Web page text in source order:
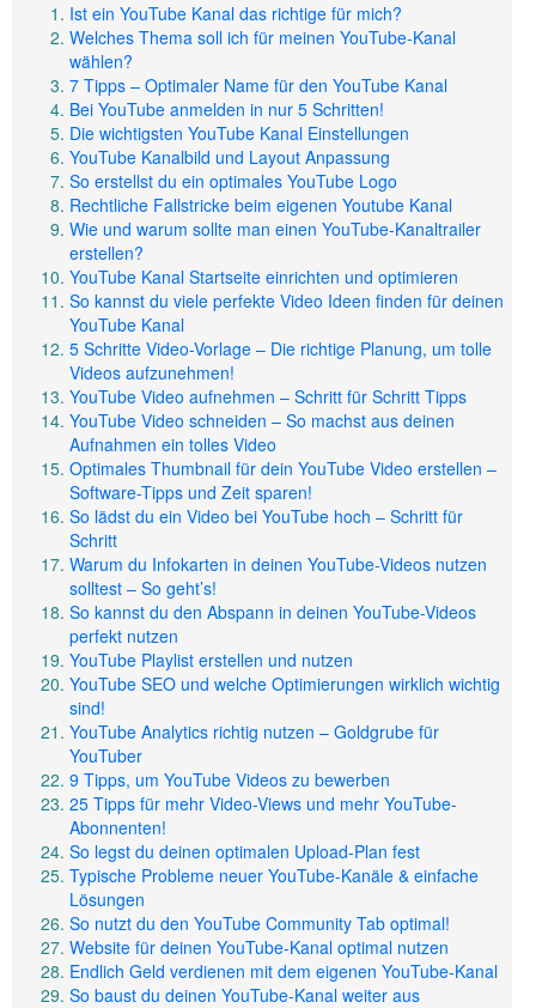
Ist ein YouTube Kanal das richtige für mich?
Welches Thema soll ich für meinen YouTube-Kanal
wählen?
7 Tipps – Optimaler Name für den YouTube Kanal
Bei YouTube anmelden in nur 5 Schritten!
Die wichtigsten YouTube Kanal Einstellungen
YouTube Kanalbild und Layout Anpassung
So erstellst du ein optimales YouTube Logo
Rechtliche Fallstricke beim eigenen Youtube Kanal
Wie und warum sollte man einen YouTube-Kanaltrailer
erstellen?
YouTube Kanal Startseite einrichten und optimieren
So kannst du viele perfekte Video Ideen finden für deinen
YouTube Kanal
5 Schritte Video-Vorlage – Die richtige Planung, um tolle
Videos aufzunehmen!
YouTube Video aufnehmen – Schritt für Schritt Tipps
YouTube Video schneiden – So machst aus deinen
Aufnahmen ein tolles Video
Optimales Thumbnail für dein YouTube Video erstellen –
Software-Tipps und Zeit sparen!
So lädst du ein Video bei YouTube hoch – Schritt für
Schritt
Warum du Infokarten in deinen YouTube-Videos nutzen
solltest – So geht’s!
So kannst du den Abspann in deinen YouTube-Videos
perfekt nutzen
YouTube Playlist erstellen und nutzen
YouTube SEO und welche Optimierungen wirklich wichtig
sind!
YouTube Analytics richtig nutzen – Goldgrube für
YouTuber
9 Tipps, um YouTube Videos zu bewerben
25 Tipps für mehr Video-Views und mehr YouTube-
Abonnenten!
So legst du deinen optimalen Upload-Plan fest
Typische Probleme neuer YouTube-Kanäle & einfache
Lösungen
So nutzt du den YouTube Community Tab optimal!
Website für deinen YouTube-Kanal optimal nutzen
Endlich Geld verdienen mit dem eigenen YouTube-Kanal
So baust du deinen YouTube-Kanal weiter aus